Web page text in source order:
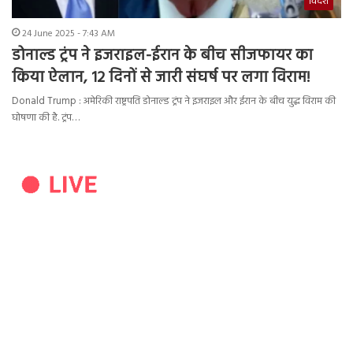
24 June 2025 - 7:43 AM
डोनाल्ड ट्रंप ने इजराइल-ईरान के बीच सीजफायर का
किया ऐलान, 12 दिनों से जारी संघर्ष पर लगा विराम!
Donald Trump : अमेरिकी राष्ट्रपति डोनाल्ड ट्रंप ने इजराइल और ईरान के बीच युद्ध विराम की
घोषणा की है. ट्रंप…